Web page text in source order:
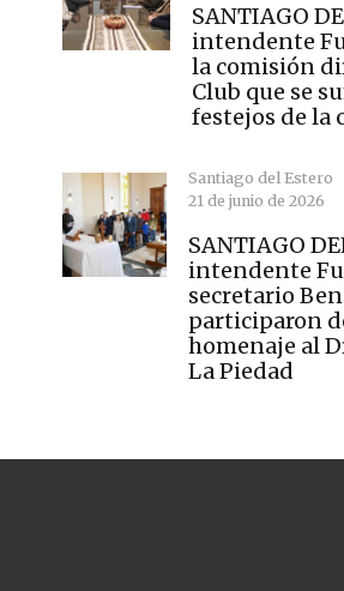
SANTIAGO
intendente
la comisión
Club que se
festejos de la
Santiago del Estero
21 de junio de 2026
SANTIAGO
intendente
secretario
participaron
homenaje al
La Piedad